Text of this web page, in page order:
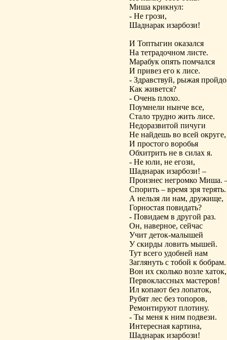
Миша крикнул:
- Не грози,
Шаднарак изарбози!
И Топтыгин оказался
На тетрадочном листе.
Марабук опять помчался
И привез его к лисе.
- Здравствуй, рыжая
Как живется?
- Очень плохо.
Поумнели нынче все,
Стало трудно жить лисе.
Недоразвитой пичуги
Не найдешь во всей округе,
И простого воробья
Обхитрить не в силах я.
- Не юли, не егози,
Шаднарак изарбози! –
Произнес негромко Миша.
Спорить – время зря терять.
А нельзя ли нам, дружище,
Горностая повидать?
- Повидаем в другой раз.
Он, наверное, сейчас
Учит деток-малышей
У скирды ловить мышей.
Тут всего удобней нам
Заглянуть с тобой к бобрам.
Вон их сколько возле хаток,
Первоклассных мастеров!
Ил копают без лопаток,
Рубят лес без топоров,
Ремонтируют плотину.
- Ты меня к ним подвези.
Интересная картина,
Шаднарак изарбози!